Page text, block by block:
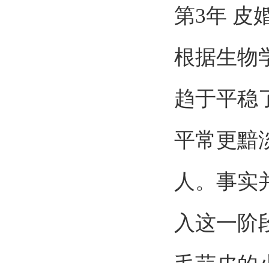
第3年 皮
根据生物
趋于平稳
平常更黯
人。事实
入这一阶